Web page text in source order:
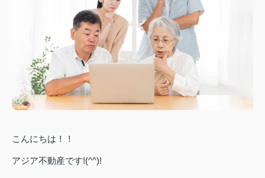
こんにちは！！
アジア不動産です!(^^)!